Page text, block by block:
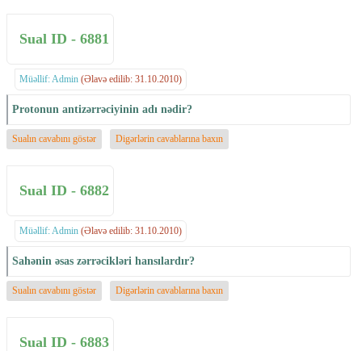
Sual ID - 6881
Müəllif: Admin (Əlavə edilib: 31.10.2010)
Protonun antizərrəciyinin adı nədir?
Sualın cavabını göstər Digərlərin cavablarına baxın
Sual ID - 6882
Müəllif: Admin (Əlavə edilib: 31.10.2010)
Sahənin əsas zərrəcikləri hansılardır?
Sualın cavabını göstər Digərlərin cavablarına baxın
Sual ID - 6883